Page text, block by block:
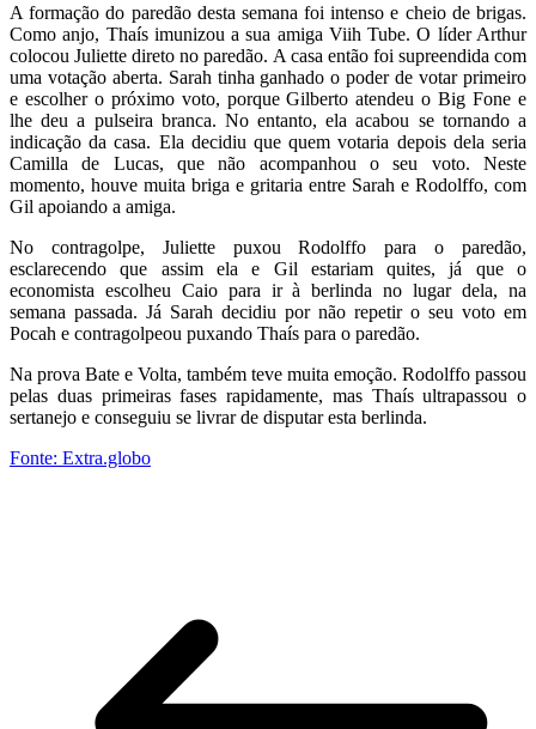
A formação do paredão desta semana foi intenso e cheio de brigas.
Como anjo, Thaís imunizou a sua amiga Viih Tube. O líder Arthur
colocou Juliette direto no paredão. A casa então foi supreendida com
uma votação aberta. Sarah tinha ganhado o poder de votar primeiro
e escolher o próximo voto, porque Gilberto atendeu o Big Fone e
lhe deu a pulseira branca. No entanto, ela acabou se tornando a
indicação da casa. Ela decidiu que quem votaria depois dela seria
Camilla de Lucas, que não acompanhou o seu voto. Neste
momento, houve muita briga e gritaria entre Sarah e Rodolffo, com
Gil apoiando a amiga.
No contragolpe, Juliette puxou Rodolffo para o paredão,
esclarecendo que assim ela e Gil estariam quites, já que o
economista escolheu Caio para ir à berlinda no lugar dela, na
semana passada. Já Sarah decidiu por não repetir o seu voto em
Pocah e contragolpeou puxando Thaís para o paredão.
Na prova Bate e Volta, também teve muita emoção. Rodolffo passou
pelas duas primeiras fases rapidamente, mas Thaís ultrapassou o
sertanejo e conseguiu se livrar de disputar esta berlinda.
Fonte: Extra.globo